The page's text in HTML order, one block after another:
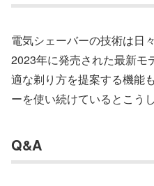
電気シェーバーの技術は日
2023年に発売された最新モ
適な剃り方を提案する機能
ーを使い続けているとこう
Q&A